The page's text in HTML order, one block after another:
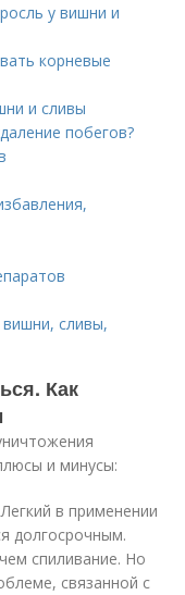
у вишни и
корневые
и сливы
побегов?
сливы,
Как
и минусы:
в применении
долгосрочным.
спиливание. Но
связанной с